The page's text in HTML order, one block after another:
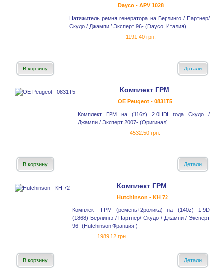
Dayco - APV 1028
Натяжитель ремня генератора на Берлинго / Партнер/
Скудо / Джампи / Эксперт 96- (Dayco, Италия)
1191.40 грн.
В корзину Детали
Комплект ГРМ
OE Peugeot - 0831T5
Комплект ГРМ на (116z) 2.0HDI года Скудо /
Джампи / Эксперт 2007- (Оригинал)
4532.50 грн.
В корзину Детали
Комплект ГРМ
Hutchinson - KH 72
Комплект ГРМ (ремень+2ролика) на (140z) 1.9D
(1868) Берлинго / Партнер/ Скудо / Джампи / Эксперт
96- (Hutchinson Франция )
1989.12 грн.
В корзину Детали